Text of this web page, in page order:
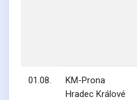
01.08.
KM-Prona
Hradec Králové